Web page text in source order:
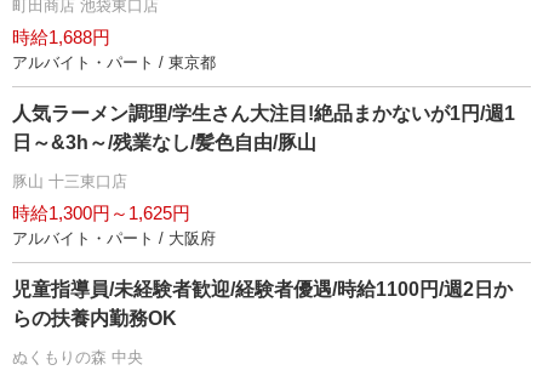
町田商店 池袋東口店
時給1,688円
アルバイト・パート / 東京都
人気ラーメン調理/学生さん大注目!絶品まかないが1円/週1
日～&3h～/残業なし/髪色自由/豚山
豚山 十三東口店
時給1,300円～1,625円
アルバイト・パート / 大阪府
児童指導員/未経験者歓迎/経験者優遇/時給1100円/週2日か
らの扶養内勤務OK
ぬくもりの森 中央